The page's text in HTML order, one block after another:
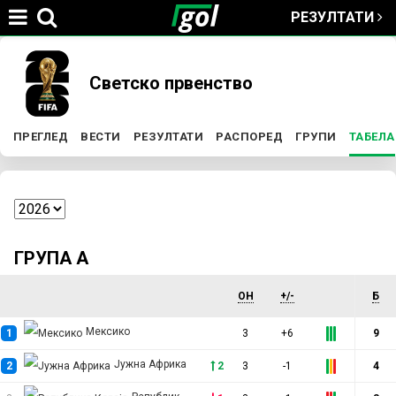
РЕЗУЛТАТИ
You
are
here
Светско првенство
P
r
a
r
ПРЕГЛЕД ВЕСТИ РЕЗУЛТАТИ РАСПОРЕД ГРУПИ ТАБЕЛА
ГРУПА А
ОН +/- Б
1 Мексико 3 +6 9
2 Јужна Африка 2 3 -1 4